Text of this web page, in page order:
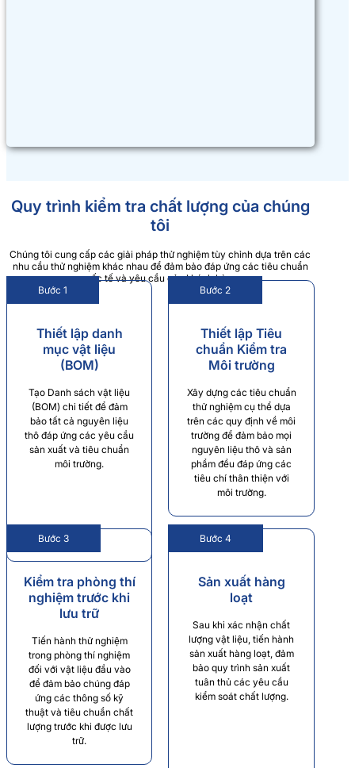
Quy trình kiểm tra chất lượng của chúng
tôi
Chúng tôi cung cấp các giải pháp thử nghiệm tùy chỉnh dựa trên các
nhu cầu thử nghiệm khác nhau để đảm bảo đáp ứng các tiêu chuẩn
quốc tế và yêu cầu của khách hàng.
Bước 1
Thiết lập danh
mục vật liệu
(BOM)
Tạo Danh sách vật liệu
(BOM) chi tiết để đảm
bảo tất cả nguyên liệu
thô đáp ứng các yêu cầu
sản xuất và tiêu chuẩn
môi trường.
Bước 2
Thiết lập Tiêu
chuẩn Kiểm tra
Môi trường
Xây dựng các tiêu chuẩn
thử nghiệm cụ thể dựa
trên các quy định về môi
trường để đảm bảo mọi
nguyên liệu thô và sản
phẩm đều đáp ứng các
tiêu chí thân thiện với
môi trường.
Bước 3
Kiểm tra phòng thí
nghiệm trước khi
lưu trữ
Tiến hành thử nghiệm
trong phòng thí nghiệm
đối với vật liệu đầu vào
để đảm bảo chúng đáp
ứng các thông số kỹ
thuật và tiêu chuẩn chất
lượng trước khi được lưu
trữ.
Bước 4
Sản xuất hàng
loạt
Sau khi xác nhận chất
lượng vật liệu, tiến hành
sản xuất hàng loạt, đảm
bảo quy trình sản xuất
tuân thủ các yêu cầu
kiểm soát chất lượng.